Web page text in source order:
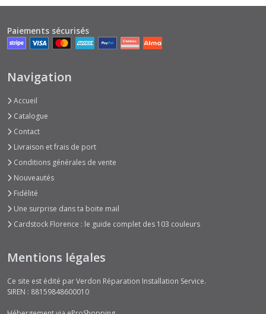
Paiements sécurisés
Navigation
Accueil
Catalogue
Contact
Livraison et frais de port
Conditions générales de vente
Nouveautés
Fidélité
Une surprise dans ta boite mail
Cardstock Florence : le guide complet des 103 couleurs
Mentions légales
Ce site est édité par Verdon Réparation Installation Service.
SIREN : 88159848600010